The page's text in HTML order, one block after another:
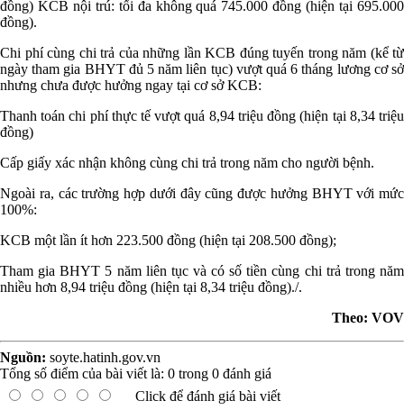
đồng) KCB nội trú: tối đa không quá 745.000 đồng (hiện tại 695.000
đồng).
Chi phí cùng chi trả của những lần KCB đúng tuyến trong năm (kể từ
ngày tham gia BHYT đủ 5 năm liên tục) vượt quá 6 tháng lương cơ sở
nhưng chưa được hưởng ngay tại cơ sở KCB:
Thanh toán chi phí thực tế vượt quá 8,94 triệu đồng (hiện tại 8,34 triệu
đồng)
Cấp giấy xác nhận không cùng chi trả trong năm cho người bệnh.
Ngoài ra, các trường hợp dưới đây cũng được hưởng BHYT với mức
100%:
KCB một lần ít hơn 223.500 đồng (hiện tại 208.500 đồng);
Tham gia BHYT 5 năm liên tục và có số tiền cùng chi trả trong năm
nhiều hơn 8,94 triệu đồng (hiện tại 8,34 triệu đồng)./.
Theo: VOV
Nguồn: soyte.hatinh.gov.vn
Tổng số điểm của bài viết là: 0 trong 0 đánh giá
Click để đánh giá bài viết